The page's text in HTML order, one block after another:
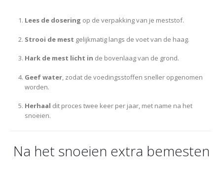
Lees de dosering op de verpakking van je meststof.
Strooi de mest gelijkmatig langs de voet van de haag.
Hark de mest licht in de bovenlaag van de grond.
Geef water, zodat de voedingsstoffen sneller opgenomen
worden.
Herhaal dit proces twee keer per jaar, met name na het
snoeien.
Na het snoeien extra bemesten